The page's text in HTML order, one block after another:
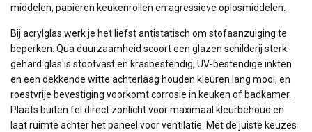
middelen, papieren keukenrollen en agressieve oplosmiddelen.
Bij acrylglas werk je het liefst antistatisch om stofaanzuiging te
beperken. Qua duurzaamheid scoort een glazen schilderij sterk:
gehard glas is stootvast en krasbestendig, UV-bestendige inkten
en een dekkende witte achterlaag houden kleuren lang mooi, en
roestvrije bevestiging voorkomt corrosie in keuken of badkamer.
Plaats buiten fel direct zonlicht voor maximaal kleurbehoud en
laat ruimte achter het paneel voor ventilatie. Met de juiste keuzes